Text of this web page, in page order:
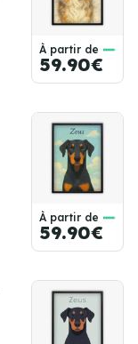
À partir de
59.90€
À partir de
59.90€